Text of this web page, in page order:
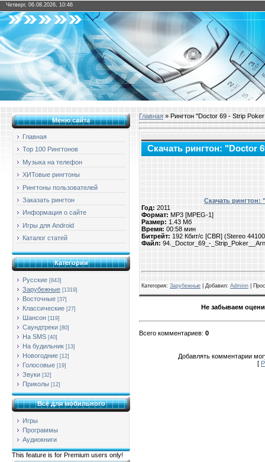
Четверг, 06.08.2026, 10:46
Меню сайта
Главная
Top 100 Рингтонов
Музыка на телефон
ХИТовые рингтоны
Рингтоны пользователей
Заказать рингтон
Информация о сайте
Игры для Android
Каталог статей
Категории
Русские [843]
Зарубежные [1319]
Восточные [37]
Классические [27]
Шансон [119]
Саундтреки [80]
На SMS [40]
На будильник [13]
Новогодние [12]
Голосовые [19]
Звуки [32]
Приколы [12]
Всё для мобильного
Игры
Программы
Аудиокниги
This feature is for Premium users only!
Главная » Рингтон "Doctor 69 - Strip
Скачать рингтон: "Doctor
Скачать рингтон:
Год: 2011
Формат: MP3 [MPEG-1]
Размер: 1.43 Мб
Время: 00:58 мин
Битрейт: 192 Кбит/с [CBR] (Stereo
Файл: 94._Doctor_69_-
Категория: Зарубежные | Добавил: Adminn
Не забываем
Всего комментариев: 0
Добавлять комментарии
[